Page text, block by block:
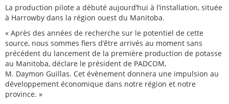
La production pilote a débuté aujourd’hui à l’installation, située
à Harrowby dans la région ouest du Manitoba.
« Après des années de recherche sur le potentiel de cette
source, nous sommes fiers d’être arrivés au moment sans
précédent du lancement de la première production de potasse
au Manitoba, déclare le président de PADCOM,
M. Daymon Guillas. Cet évènement donnera une impulsion au
développement économique dans notre région et notre
province. »